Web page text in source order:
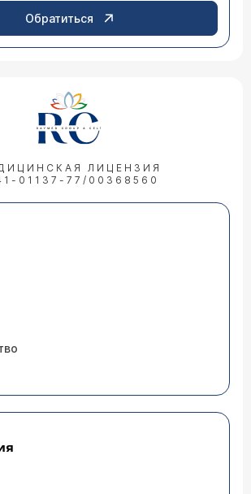
Обратиться
ЛИЦЕНЗИЯ
01137-77/00368560